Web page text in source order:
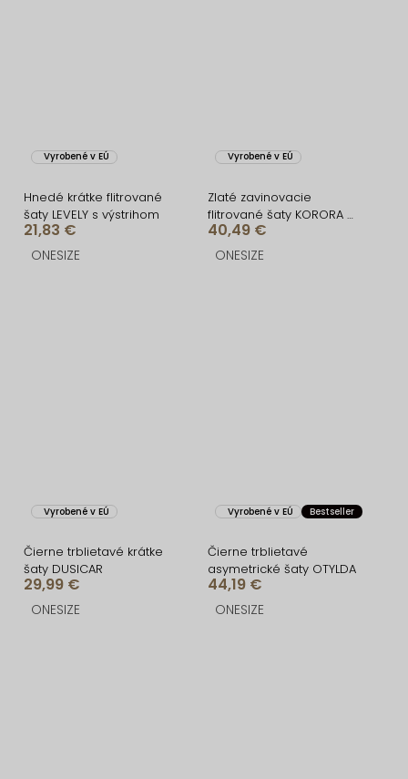
Vyrobené v EÚ
Hnedé krátke flitrované
šaty LEVELY s výstrihom
21,83 €
ONESIZE
Vyrobené v EÚ
Zlaté zavinovacie
flitrované šaty KORORA s
dlhým rukávom
40,49 €
ONESIZE
Vyrobené v EÚ
Čierne trblietavé krátke
šaty DUSICAR
29,99 €
ONESIZE
Vyrobené v EÚ Bestseller
Čierne trblietavé
asymetrické šaty OTYLDA
44,19 €
ONESIZE